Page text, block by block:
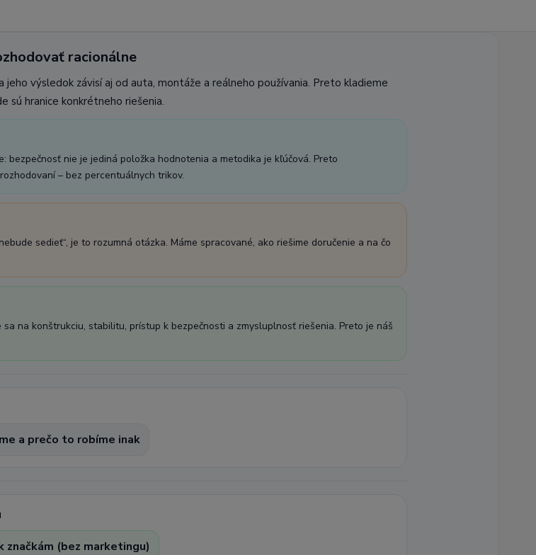
racionálne
výsledok závisí aj od auta, montáže a reálneho používania. Preto kladieme
sú hranice konkrétneho riešenia.
bezpečnosť nie je jediná položka hodnotenia a metodika je kľúčová. Preto
– bez percentuálnych trikov.
sedieť“, je to rozumná otázka. Máme spracované, ako riešime doručenie a na čo
sa na konštrukciu, stabilitu, prístup k bezpečnosti a zmysluplnosť riešenia. Preto je náš
a prečo to robíme inak
značkám (bez marketingu)